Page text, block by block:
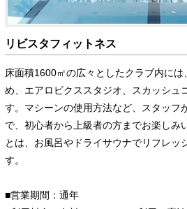
リビスタフィットネス
床面積1600㎡の広々としたクラブ内に
め、エアロビクススタジオ、スカッシュ
す。マシーンの使用方法など、スタッフ
で、初心者から上級者の方までお楽しみ
とは、お風呂やドライサウナでリフレッ
す。
■営業期間：通年